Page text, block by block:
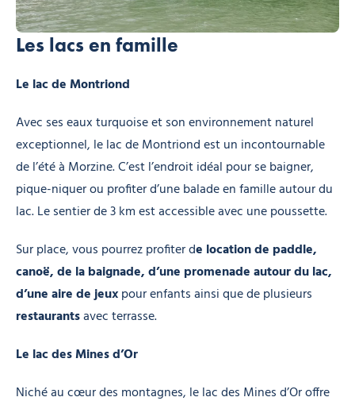
Les lacs en famille
Le lac de Montriond
Avec ses eaux turquoise et son environnement naturel
exceptionnel, le lac de Montriond est un incontournable
de l’été à Morzine. C’est l’endroit idéal pour se baigner,
pique-niquer ou profiter d’une balade en famille autour du
lac. Le sentier de 3 km est accessible avec une poussette.
Sur place, vous pourrez profiter de location de paddle,
canoë, de la baignade, d’une promenade autour du lac,
d’une aire de jeuxpour enfants ainsi que de plusieurs
restaurantsavec terrasse.
Le lac des Mines d’Or
Niché au cœur des montagnes, le lac des Mines d’Or offre